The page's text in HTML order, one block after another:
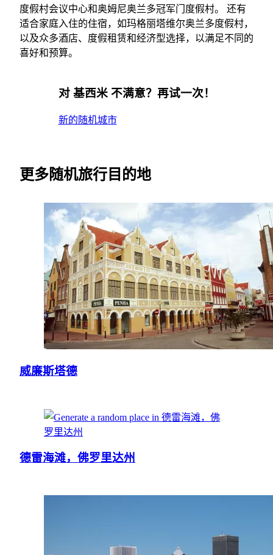
度假村会议中心和奥姆尼奥兰多冠军门度假村。 还有
适合家庭入住的住宿，如玛格丽塔维尔奥兰多度假村，
以及众多酒店、度假租赁和经济型选择，以满足不同的
喜好和预算。
对 基西米 不满意？再试一次！
新的随机城市
更多随机旅行目的地
威廉斯塔德
德雷海滩，佛罗里达州